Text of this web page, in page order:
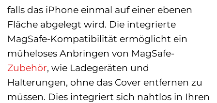
falls das iPhone einmal auf einer ebenen
Fläche abgelegt wird. Die integrierte
MagSafe-Kompatibilität ermöglicht ein
müheloses Anbringen von MagSafe-
Zubehör, wie Ladegeräten und
Halterungen, ohne das Cover entfernen zu
müssen. Dies integriert sich nahtlos in Ihren